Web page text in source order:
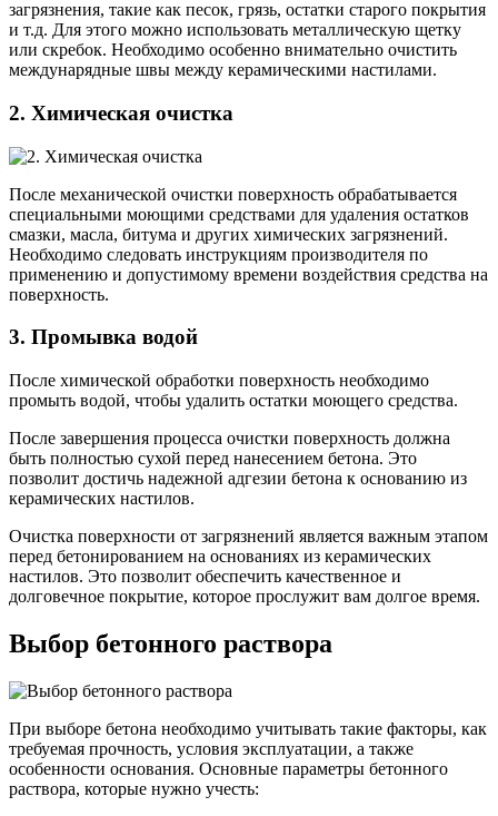
загрязнения, такие как песок, грязь, остатки старого покрытия
и т.д. Для этого можно использовать металлическую щетку
или скребок. Необходимо особенно внимательно очистить
междунарядные швы между керамическими настилами.
2. Химическая очистка
После механической очистки поверхность обрабатывается
специальными моющими средствами для удаления остатков
смазки, масла, битума и других химических загрязнений.
Необходимо следовать инструкциям производителя по
применению и допустимому времени воздействия средства на
поверхность.
3. Промывка водой
После химической обработки поверхность необходимо
промыть водой, чтобы удалить остатки моющего средства.
После завершения процесса очистки поверхность должна
быть полностью сухой перед нанесением бетона. Это
позволит достичь надежной адгезии бетона к основанию из
керамических настилов.
Очистка поверхности от загрязнений является важным этапом
перед бетонированием на основаниях из керамических
настилов. Это позволит обеспечить качественное и
долговечное покрытие, которое прослужит вам долгое время.
Выбор бетонного раствора
При выборе бетона необходимо учитывать такие факторы, как
требуемая прочность, условия эксплуатации, а также
особенности основания. Основные параметры бетонного
раствора, которые нужно учесть: